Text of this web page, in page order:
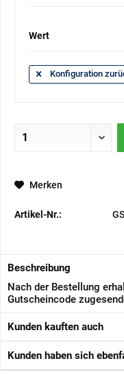
Wert
Konfiguration
Merken
Artikel-Nr.: GS
Beschreibung
Nach der Bestellung
Gutscheincode
Kunden kauften auch
Kunden haben sich